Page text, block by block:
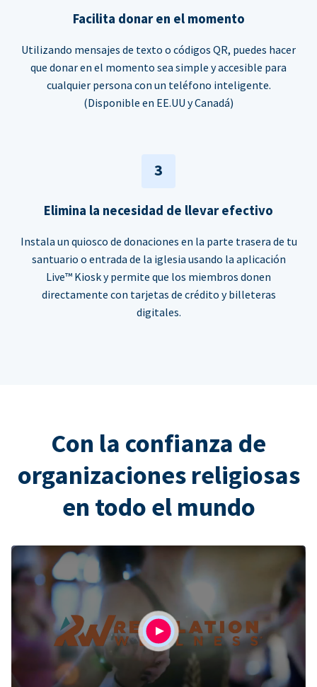
Facilita donar en el momento
Utilizando mensajes de texto o códigos QR, puedes hacer
que donar en el momento sea simple y accesible para
cualquier persona con un teléfono inteligente.
(Disponible en EE.UU y Canadá)
3
Elimina la necesidad de llevar efectivo
Instala un quiosco de donaciones en la parte trasera de tu
santuario o entrada de la iglesia usando la aplicación
Live™ Kiosk y permite que los miembros donen
directamente con tarjetas de crédito y billeteras
digitales.
Con la confianza de
organizaciones religiosas
en todo el mundo